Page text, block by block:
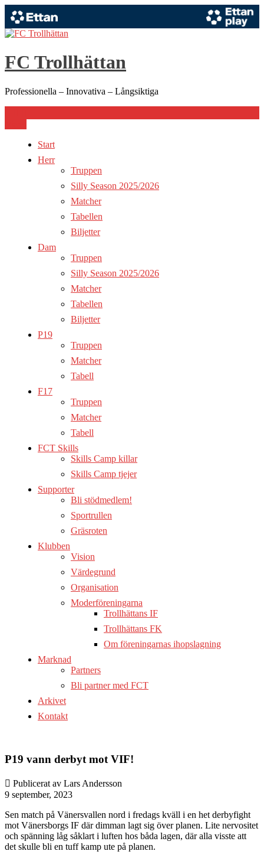
Hoppa
till
innehåll
FC Trollhättan
Professionella – Innovativa – Långsiktiga
Start
Herr
Truppen
Silly Season 2025/2026
Matcher
Tabellen
Biljetter
Dam
Truppen
Silly Season 2025/2026
Matcher
Tabellen
Biljetter
P19
Truppen
Matcher
Tabell
F17
Truppen
Matcher
Tabell
FCT Skills
Skills Camp killar
Skills Camp tjejer
Supporter
Bli stödmedlem!
Sportrullen
Gräsroten
Klubben
Vision
Värdegrund
Organisation
Moderföreningarna
Trollhättans IF
Trollhättans FK
Om föreningarnas ihopslagning
Marknad
Partners
Bli partner med FCT
Arkivet
Kontakt
P19 vann derbyt mot VIF!
Publicerat av Lars Andersson
9 september, 2023
Sen match på Vänersvallen nord i fredags kväll i en het derbyfight
mot Vänersborgs IF där dimman lagt sig över planen. Lite nervositet
och spänning låg såklart i luften hos båda lagen, där alla visste att
det skulle bli en tuff kamp ute på planen.